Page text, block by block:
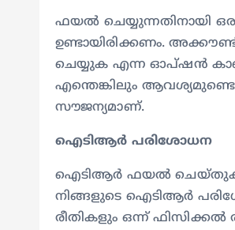
ഫയൽ ചെയ്യുന്നതിനായി
ഉണ്ടായിരിക്കണം.
ചെയ്യുക എന്ന ഓപ്‌ഷൻ
എന്തെങ്കിലും
സൗജന്യമാണ്.
ഐടിആർ പരിശോധന
ഐടിആർ ഫയൽ
നിങ്ങളുടെ ഐടിആർ
രീതികളും ഒന്ന്